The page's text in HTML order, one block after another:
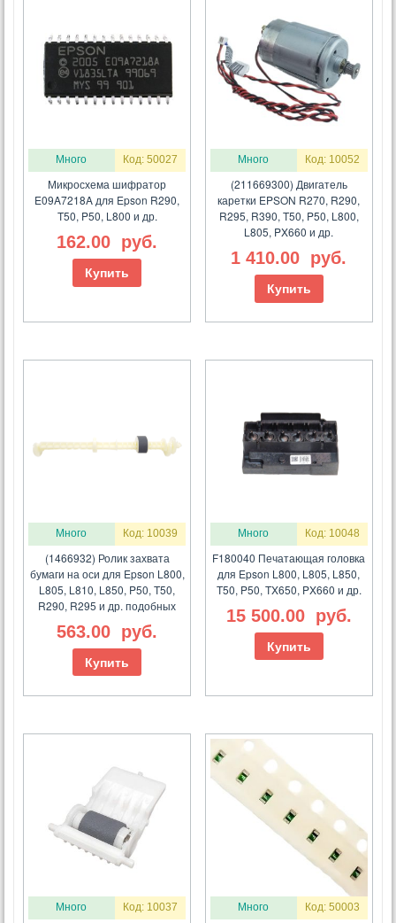
Много Код: 50027
Микросхема шифратор
E09A7218A для Epson R290,
T50, P50, L800 и др.
162.00 руб.
Купить
Много Код: 10052
(211669300) Двигатель
каретки EPSON R270, R290,
R295, R390, T50, P50, L800,
L805, PX660 и др.
1 410.00 руб.
Купить
Много Код: 10039
(1466932) Ролик захвата
бумаги на оси для Epson L800,
L805, L810, L850, P50, T50,
R290, R295 и др. подобных
563.00 руб.
Купить
Много Код: 10048
F180040 Печатающая головка
для Epson L800, L805, L850,
T50, P50, TX650, PX660 и др.
15 500.00 руб.
Купить
Много Код: 10037 Много Код: 50003